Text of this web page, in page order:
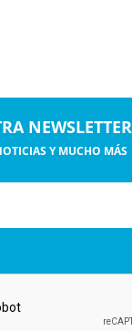
NEWSLETTER
Y MUCHO MÁS